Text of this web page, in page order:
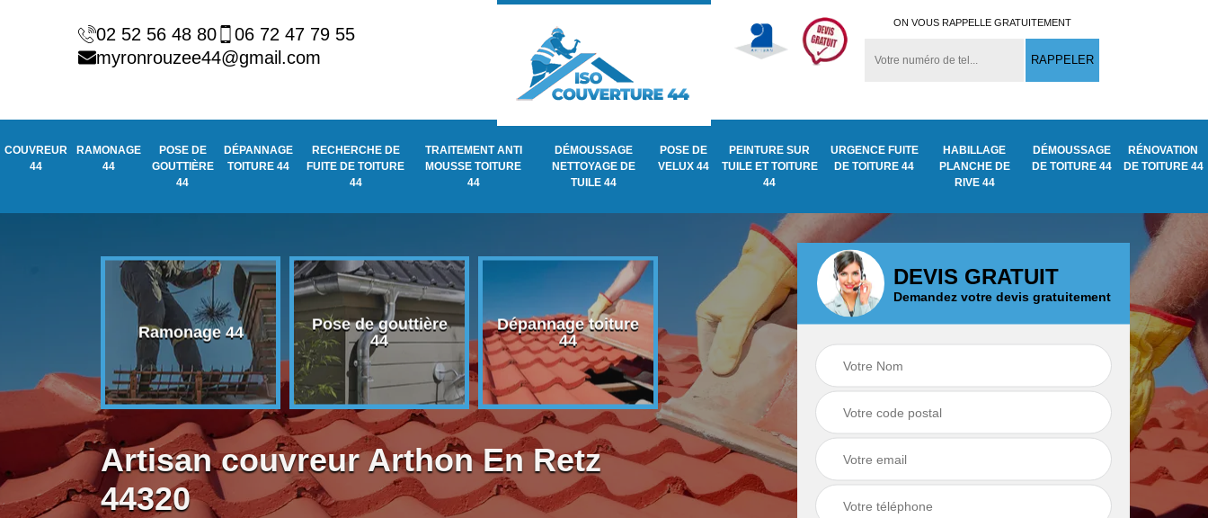
02 52 56 48 80
06 72 47 79 55
myronrouzee44@gmail.com
ON VOUS RAPPELLE GRATUITEMENT
COUVREUR
44
RAMONAGE
44
POSE DE
GOUTTIÈRE
44
DÉPANNAGE
TOITURE 44
RECHERCHE DE
FUITE DE TOITURE
44
TRAITEMENT ANTI
MOUSSE TOITURE
44
DÉMOUSSAGE
NETTOYAGE DE
TUILE 44
POSE DE
VELUX 44
PEINTURE SUR
TUILE ET TOITURE
44
URGENCE FUITE
DE TOITURE 44
HABILLAGE
PLANCHE DE
RIVE 44
DÉMOUSSAGE
DE TOITURE 44
RÉNOVATION
DE TOITURE 44
Ramonage 44
Pose de gouttière
44
Dépannage toiture
44
Recherche de fuite
de toiture 44
Traitement anti
Démoussage
nettoyage de tuile
44
Artisan couvreur Arthon En Retz
44320
DEVIS GRATUIT
Demandez votre devis gratuitement